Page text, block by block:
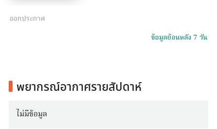
ออกประกาศ
ข้อมูลย้อนหลัง 7 วัน
พยากรณ์อากาศรายสัปดาห์
ไม่มีข้อมูล